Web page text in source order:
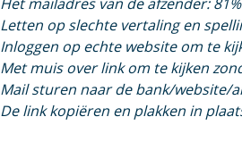
Letten op slechte vertaling en
Inloggen op echte website om te
Met muis over link om te kijken
Mail sturen naar de bank/website/
De link kopiëren en plakken in